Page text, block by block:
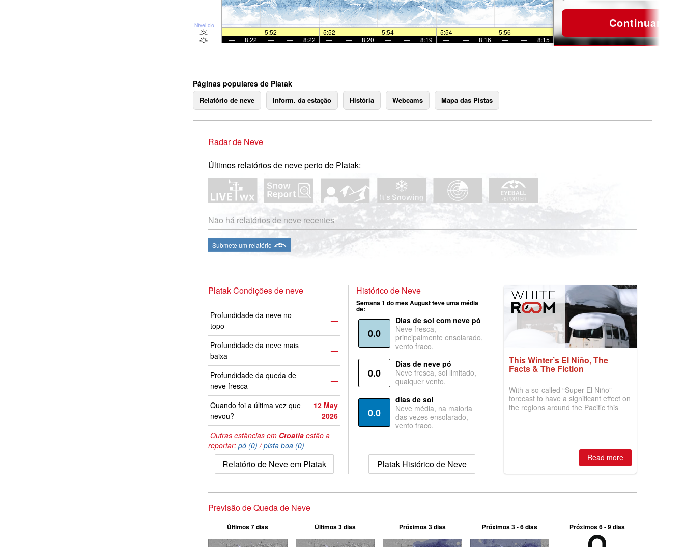
Nível do mar
— — 5:52 — — 5:52 — — 5:54 — — 5:54 — — 5:56 —
—
—
8:22 — — 8:22 — — 8:20 — — 8:19 — — 8:16 — — 8:15
Continuar
Páginas populares de Platak
Relatório de neve Inform. da estação História Webcams Mapa das Pistas
Radar de Neve
Últimos relatórios de neve perto de Platak:
Não há relatórios de neve recentes
Submete um relatório
Platak Condições de neve
Profundidade da neve no
topo
—
Profundidade da neve mais
baixa
—
Profundidade da queda de
neve fresca
—
Quando foi a última vez que
nevou?
12 May
2026
Outras estâncias em Croatia estão a
reportar: pó (0) /pista boa (0)
Relatório de Neve em Platak
Histórico de Neve
Semana 1 do mês August teve uma média
de:
0.0
Dias de sol com neve pó
Neve fresca,
principalmente ensolarado,
vento fraco.
0.0
Dias de neve pó
Neve fresca, sol limitado,
qualquer vento.
0.0
dias de sol
Neve média, na maioria
das vezes ensolarado,
vento fraco.
Platak Histórico de Neve
This Winter’s El Niño, The
Facts & The Fiction
With a so-called “Super El Niño”
forecast to have a significant effect on
the regions around the Pacific this
Read more
Previsão de Queda de Neve
Últimos 7 dias Últimos 3 dias Próximos 3 dias Próximos 3 - 6 dias Próximos 6 - 9 dias